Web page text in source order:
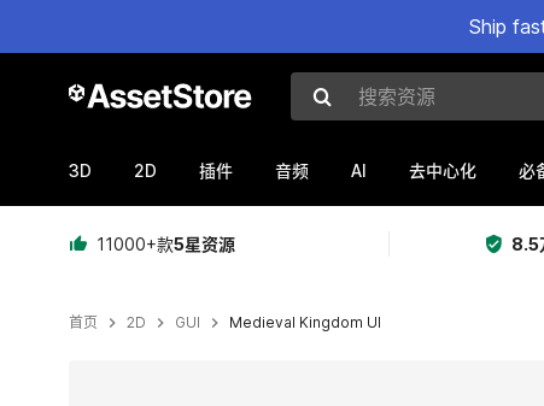
Ship
搜索资源
3D 2D 插件 音频 AI 去中心化 必
11000+款5星资源 8.5
首页 2D GUI Medieval Kingdom UI